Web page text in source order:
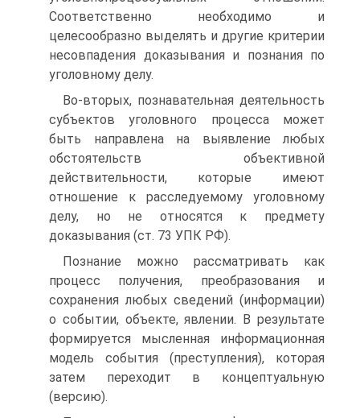
Соответственно необходимо и
целесообразно выделять и другие критерии
несовпадения доказывания и познания по
уголовному делу.
Во-вторых, познавательная деятельность
субъектов уголовного процесса может
быть направлена на выявление любых
обстоятельств объективной
действительности, которые имеют
отношение к расследуемому уголовному
делу, но не относятся к предмету
доказывания (ст. 73 УПК РФ).
Познание можно рассматривать как
процесс получения, преобразования и
сохранения любых сведений (информации)
о событии, объекте, явлении. В результате
формируется мысленная информационная
модель события (преступления), которая
затем переходит в концептуальную
(версию).